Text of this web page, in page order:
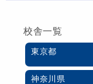
校舎一覧
東京都
神奈川県